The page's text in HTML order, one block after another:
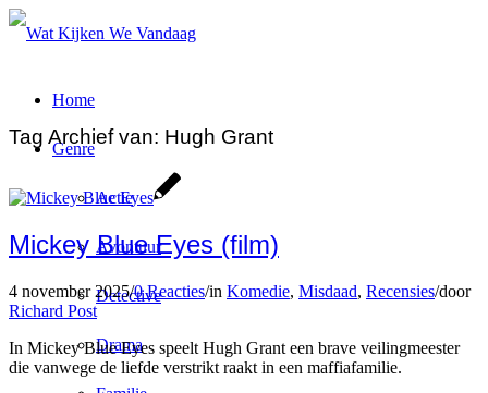
Home
Genre
Actie
Avontuur
Detective
Drama
Tag Archief van: Hugh Grant
Mickey Blue Eyes (film)
4 november 2025/0 Reacties/in Komedie, Misdaad, Recensies/door
Richard Post
In Mickey Blue Eyes speelt Hugh Grant een brave veilingmeester
die vanwege de liefde verstrikt raakt in een maffiafamilie.